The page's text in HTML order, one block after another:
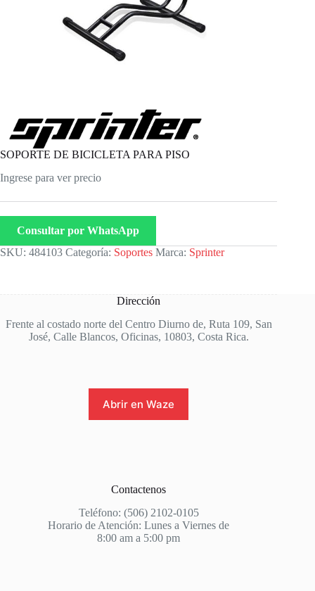
SOPORTE DE BICICLETA PARA PISO
Ingrese para ver precio
Consultar por WhatsApp
SKU: 484103 Categoría: Soportes Marca: Sprinter
Dirección
Frente al costado norte del Centro Diurno de, Ruta 109, San
José, Calle Blancos, Oficinas, 10803, Costa Rica.
Abrir en Waze
Contactenos
Teléfono: (506) 2102-0105
Horario de Atención: Lunes a Viernes de
8:00 am a 5:00 pm